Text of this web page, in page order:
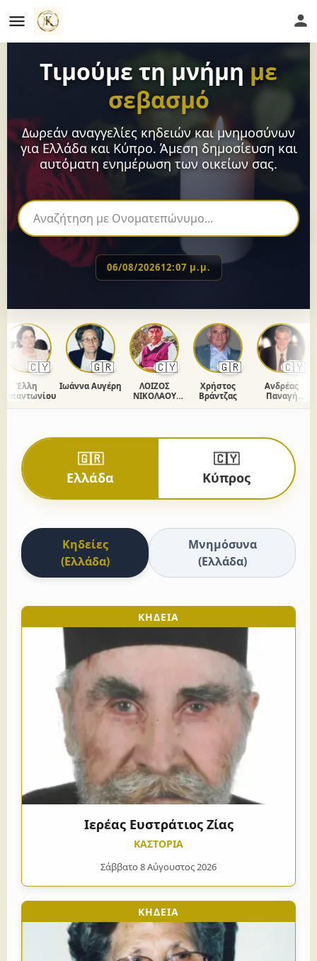
Τιμούμε τη μνήμη με
σεβασμό
Δωρεάν αναγγελίες κηδειών και μνημοσύνων
για Ελλάδα και Κύπρο. Άμεση δημοσίευση και
αυτόματη ενημέρωση των οικείων σας.
06/08/202612:07 μ.μ.
🇨🇾
Έλλη
🇬🇷
Ιωάννα Αυγέρη
🇨🇾
ΛΟΙΖΟΣ
ΝΙΚΟΛΑΟΥ
🇬🇷
Χρήστος
Βράντζας
🇨🇾
Ανδρέας
Παναγή
🇬🇷
Ελλάδα
🇨🇾
Κύπρος
Κηδείες
(Ελλάδα)
Μνημόσυνα
(Ελλάδα)
ΚΗΔΕΙΑ
Ιερέας Ευστράτιος Ζίας
ΚΑΣΤΟΡΙΑ
Σάββατο 8 Αύγουστος 2026
ΚΗΔΕΙΑ